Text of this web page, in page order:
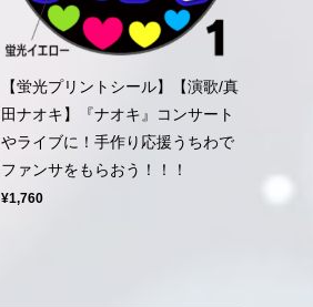
【蛍光プリントシール】【演歌/真
田ナオキ】『ナオキ』コンサート
やライブに！手作り応援うちわで
ファンサをもらおう！！！
¥1,760